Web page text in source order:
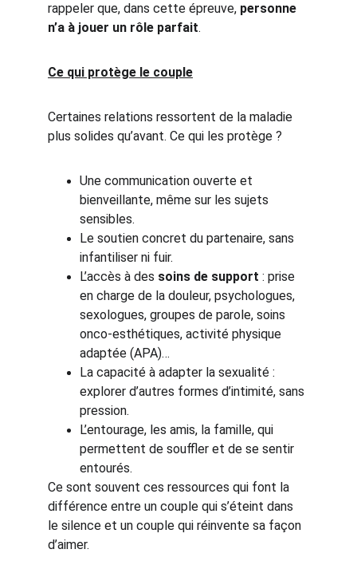
rappeler que, dans cette épreuve, personne
n’a à jouer un rôle parfait.
Ce qui protège le couple
Certaines relations ressortent de la maladie
plus solides qu’avant. Ce qui les protège ?
Une communication ouverte et
bienveillante, même sur les sujets
sensibles.
Le soutien concret du partenaire, sans
infantiliser ni fuir.
L’accès à des soins de support : prise
en charge de la douleur, psychologues,
sexologues, groupes de parole, soins
onco-esthétiques, activité physique
adaptée (APA)…
La capacité à adapter la sexualité :
explorer d’autres formes d’intimité, sans
pression.
L’entourage, les amis, la famille, qui
permettent de souffler et de se sentir
entourés.
Ce sont souvent ces ressources qui font la
différence entre un couple qui s’éteint dans
le silence et un couple qui réinvente sa façon
d’aimer.